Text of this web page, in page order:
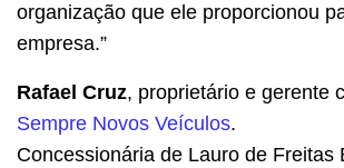
organização que ele proporcionou
empresa.”
Rafael Cruz, proprietário e gerente
Sempre Novos Veículos.
Concessionária de Lauro de Freitas